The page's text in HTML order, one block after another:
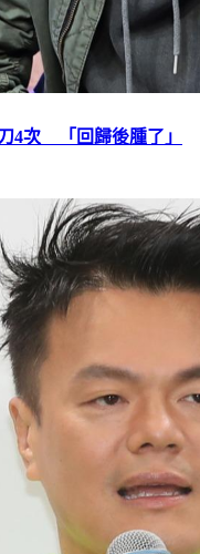
4次 「回歸後腫了」